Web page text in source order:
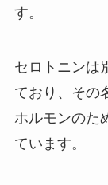
す。
セロトニンは
ており、その
ホルモンのた
ています。